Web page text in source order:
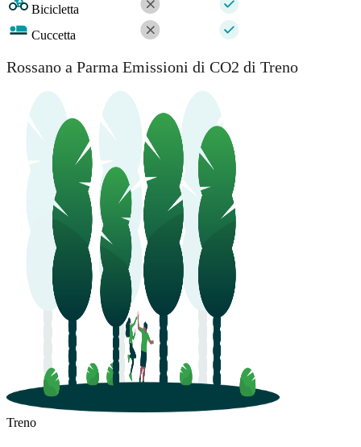
Bicicletta
Cuccetta
Rossano a Parma Emissioni di CO2 di Treno
Treno